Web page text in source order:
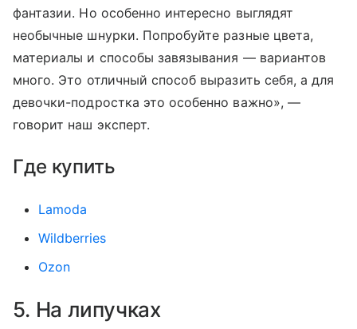
фантазии. Но особенно интересно выглядят
необычные шнурки. Попробуйте разные цвета,
материалы и способы завязывания — вариантов
много. Это отличный способ выразить себя, а для
девочки-подростка это особенно важно», —
говорит наш эксперт.
Где купить
Lamoda
Wildberries
Ozon
5. На липучках